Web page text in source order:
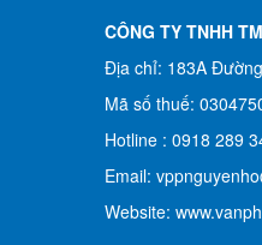
CÔNG TY TNHH
Địa chỉ: 183A
Mã số thuế:
Hotline : 0918 289
Email:
Website: